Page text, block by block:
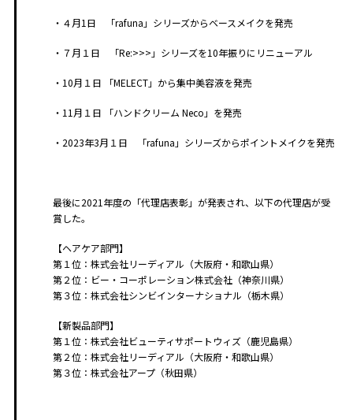
・４月1日 「rafuna」シリーズからベースメイクを発売
・７月１日 「Re:>>>」シリーズを10年振りにリニューアル
・10月１日 「MELECT」から集中美容液を発売
・11月１日 「ハンドクリーム Neco」を発売
・2023年3月１日 「rafuna」シリーズからポイントメイクを発売
最後に2021年度の「代理店表彰」が発表され、以下の代理店が受
賞した。
【ヘアケア部門】
第１位：株式会社リーディアル（大阪府・和歌山県）
第２位：ビー・コーポレーション株式会社（神奈川県）
第３位：株式会社シンビインターナショナル（栃木県）
【新製品部門】
第１位：株式会社ビューティサポートウィズ（鹿児島県）
第２位：株式会社リーディアル（大阪府・和歌山県）
第３位：株式会社アープ（秋田県）